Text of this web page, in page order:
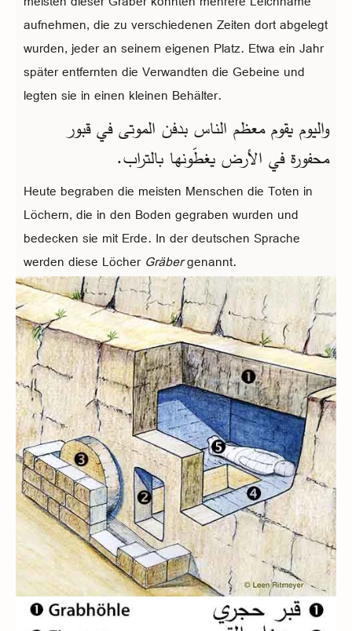
aufnehmen, die zu verschiedenen Zeiten dort abgelegt
wurden, jeder an seinem eigenen Platz. Etwa ein Jahr
später entfernten die Verwandten die Gebeine und
legten sie in einen kleinen Behälter.
واليوم يقوم معظم الناس بدفن الموتى في قبور
محفورة في الأرض يغطّونها بالتراب.
Heute begraben die meisten Menschen die Toten in
Löchern, die in den Boden gegraben wurden und
bedecken sie mit Erde. In der deutschen Sprache
werden diese Löcher Gräbergenannt.